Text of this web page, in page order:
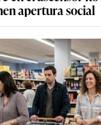
apertura social